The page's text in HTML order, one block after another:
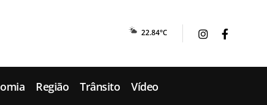
22.84°C
Região Trânsito Vídeo